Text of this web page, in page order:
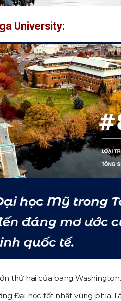
University:
thứ hai của bang Washington.
Đại học tốt nhất vùng phía